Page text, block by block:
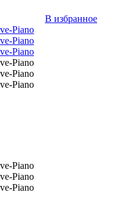
В избранное